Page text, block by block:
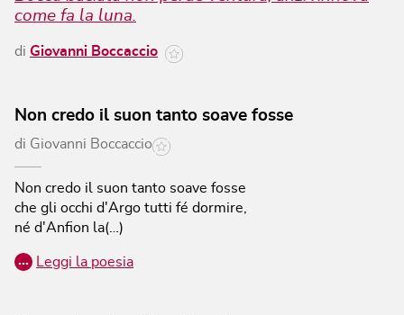
come fa la luna.
di Giovanni Boccaccio
Non credo il suon tanto soave fosse
di Giovanni Boccaccio
Non credo il suon tanto soave fosse
che gli occhi d'Argo tutti fé dormire,
né d'Anfion la(…)
… Leggi la poesia